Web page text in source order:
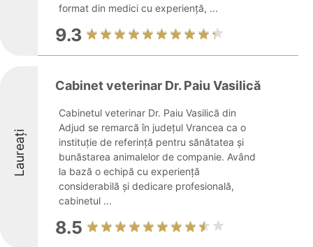
format din medici cu experiență, ...
9.3
Laureați
Cabinet veterinar Dr. Paiu Vasilică
Cabinetul veterinar Dr. Paiu Vasilică din
Adjud se remarcă în județul Vrancea ca o
instituție de referință pentru sănătatea și
bunăstarea animalelor de companie. Având
la bază o echipă cu experiență
considerabilă și dedicare profesională,
cabinetul ...
8.5